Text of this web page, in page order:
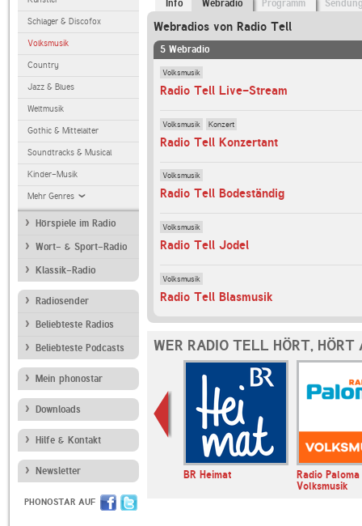
Schlager & Discofox
Volksmusik
Country
Jazz & Blues
Weltmusik
Gothic & Mittelalter
Soundtracks & Musical
Kinder-Musik
Mehr Genres
Hörspiele im Radio
Wort- & Sport-Radio
Klassik-Radio
Radiosender
Beliebteste Radios
Beliebteste Podcasts
Mein phonostar
Downloads
Hilfe & Kontakt
Newsletter
PHONOSTAR AUF
Info Webradio Programm
Webradios von Radio Tell
5 Webradio
Volksmusik
Radio Tell Live-Stream
Volksmusik Konzert
Radio Tell Konzertant
Volksmusik
Radio Tell Bodeständig
Volksmusik
Radio Tell Jodel
Volksmusik
Radio Tell Blasmusik
WER RADIO TELL HÖRT, HÖRT
Klassik Radio BR Heimat
Radio Paloma
Volksmusik